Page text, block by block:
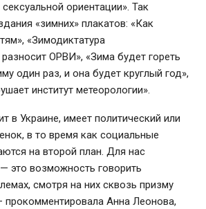
ориентации». Так
«зимних» плакатов: «Как
«Зимодиктатура
ОРВИ», «Зима будет гореть
один раз, и она будет круглый год»,
институт метеорологии».
в Украине, имеет политический или
в то время как социальные
на второй план. Для нас
это возможность говорить
смотря на них сквозь призму
Анна Леонова,